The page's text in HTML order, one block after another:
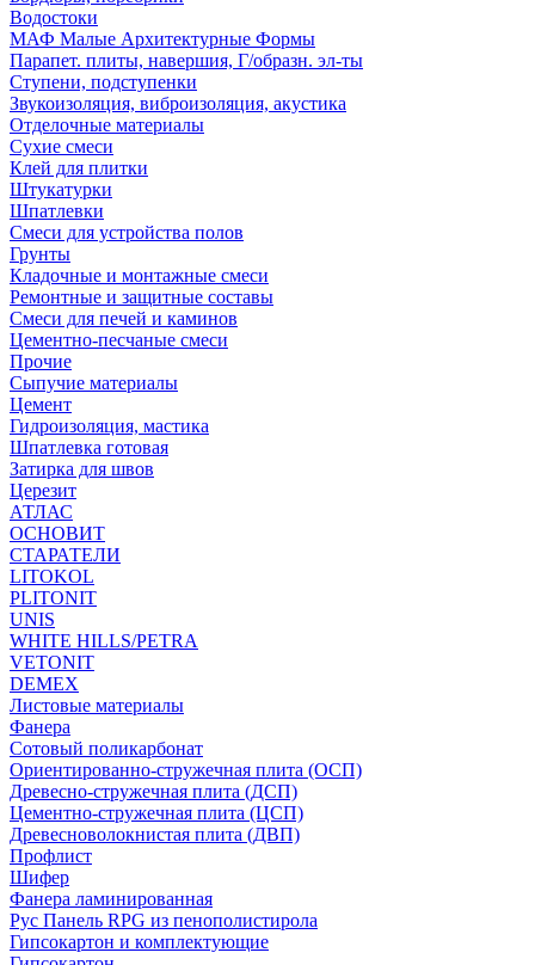
Водостоки
МАФ Малые Архитектурные Формы
Парапет. плиты, навершия, Г/образн. эл-ты
Ступени, подступенки
Звукоизоляция, виброизоляция, акустика
Отделочные материалы
Сухие смеси
Клей для плитки
Штукатурки
Шпатлевки
Смеси для устройства полов
Грунты
Кладочные и монтажные смеси
Ремонтные и защитные составы
Смеси для печей и каминов
Цементно-песчаные смеси
Прочие
Сыпучие материалы
Цемент
Гидроизоляция, мастика
Шпатлевка готовая
Затирка для швов
Церезит
АТЛАС
ОСНОВИТ
СТАРАТЕЛИ
LITOKOL
PLITONIT
UNIS
WHITE HILLS/PETRA
VETONIT
DEMEX
Листовые материалы
Фанера
Сотовый поликарбонат
Ориентированно-стружечная плита (ОСП)
Древесно-стружечная плита (ДСП)
Цементно-стружечная плита (ЦСП)
Древесноволокнистая плита (ДВП)
Профлист
Шифер
Фанера ламинированная
Рус Панель RPG из пенополистирола
Гипсокартон и комплектующие